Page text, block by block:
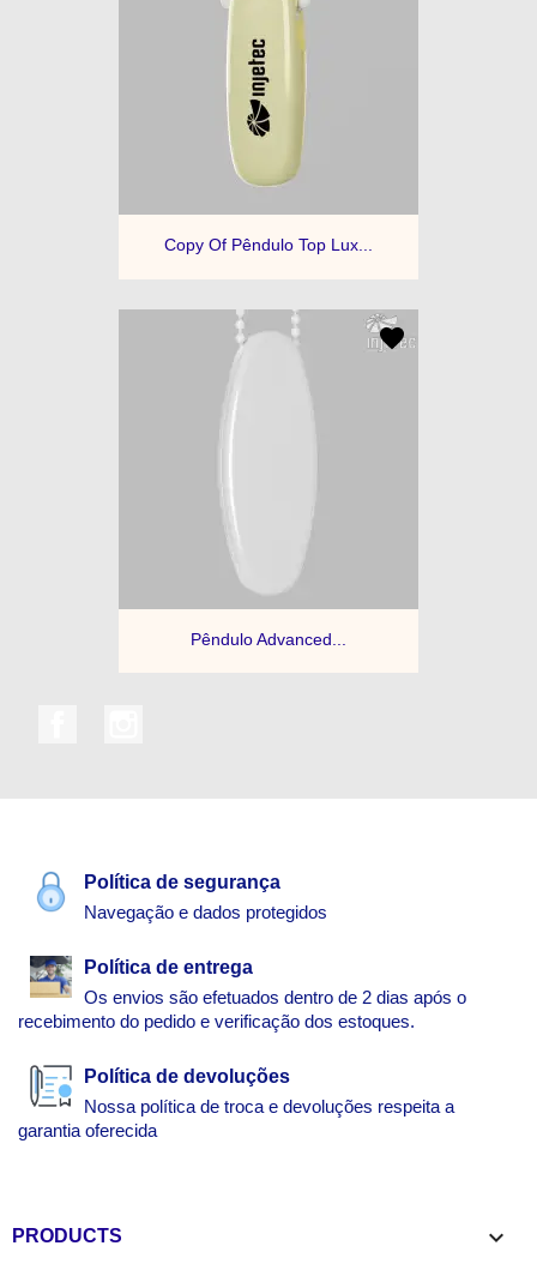
Copy Of Pêndulo Top Lux...
Pêndulo Advanced...
Política de segurança
Navegação e dados protegidos
Política de entrega
Os envios são efetuados dentro de 2 dias após o
recebimento do pedido e verificação dos estoques.
Política de devoluções
Nossa política de troca e devoluções respeita a
garantia oferecida
PRODUCTS 